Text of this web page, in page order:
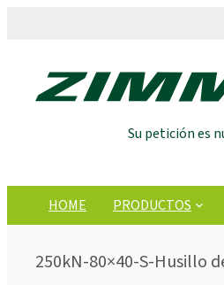
Su petición es
HOME PRODUCTOS
250kN-80×40-S-Husillo